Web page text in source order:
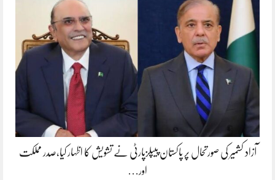
آزاد کشمیر کی صورتحال پر پاکستان پیپلزپارٹی نے تشویش کا اظہار کیا،صدر مملکت
اور…